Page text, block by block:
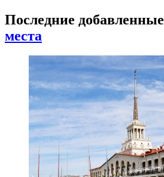
Последние добавленные
места